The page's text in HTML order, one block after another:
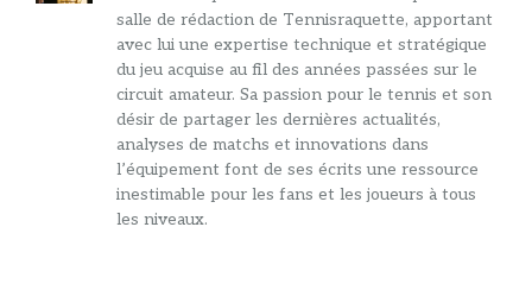
salle de rédaction de Tennisraquette, apportant
avec lui une expertise technique et stratégique
du jeu acquise au fil des années passées sur le
circuit amateur. Sa passion pour le tennis et son
désir de partager les dernières actualités,
analyses de matchs et innovations dans
l’équipement font de ses écrits une ressource
inestimable pour les fans et les joueurs à tous
les niveaux.